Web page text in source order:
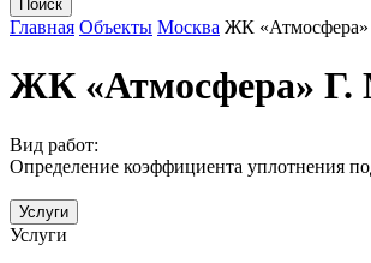
Главная Объекты Москва ЖК «Атмосфера»
ЖК «Атмосфера» Г.
Вид работ:
Определение коэффициента уплотнения
Услуги
Услуги